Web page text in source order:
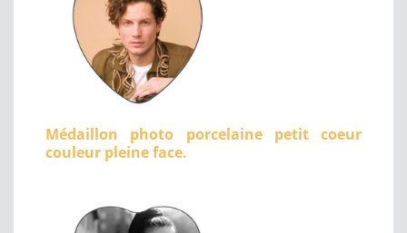
Médaillon photo porcelaine petit coeur
couleur pleine face.